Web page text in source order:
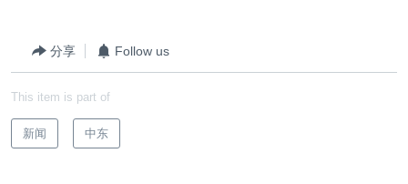
分享 Follow us
This item is part of
新闻 中东